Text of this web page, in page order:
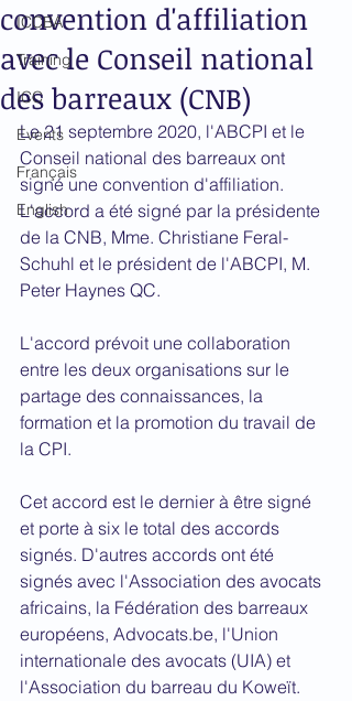
ICCBA
Training
ICC
Events
Français
English
convention d'affiliation
avec le Conseil national
des barreaux (CNB)
Le 21 septembre 2020, l'ABCPI et le
Conseil national des barreaux ont
signé une convention d'affiliation.
L'accord a été signé par la présidente
de la CNB, Mme. Christiane Feral-
Schuhl et le président de l'ABCPI, M.
Peter Haynes QC.
L'accord prévoit une collaboration
entre les deux organisations sur le
partage des connaissances, la
formation et la promotion du travail de
la CPI.
Cet accord est le dernier à être signé
et porte à six le total des accords
signés. D'autres accords ont été
signés avec l'Association des avocats
africains, la Fédération des barreaux
européens, Advocats.be, l'Union
internationale des avocats (UIA) et
l'Association du barreau du Koweït.